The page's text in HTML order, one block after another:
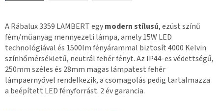
A Rábalux 3359 LAMBERT egymodern stílusú, ezüst színű
fém/műanyag mennyezeti lámpa, amely 15W LED
technológiával és 1500lm fényárammal biztosít 4000 Kelvin
színhőmérsékletű, neutrál fehér fényt. Az IP44-es védettségű,
250mm széles és 28mm magas lámpatest fehér
lámpaernyővel rendelkezik, a csomagolás pedig tartalmazza
a beépített LED fényforrást. 2 év garancia.